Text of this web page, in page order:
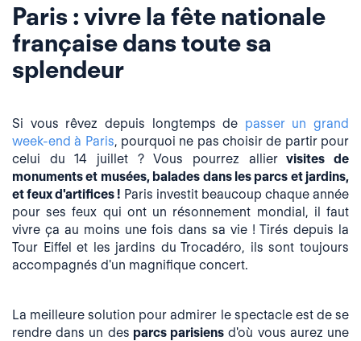
Paris : vivre la fête nationale
française dans toute sa
splendeur
Si vous rêvez depuis longtemps de passer un grand
week-end à Paris, pourquoi ne pas choisir de partir pour
celui du 14 juillet ? Vous pourrez alliervisites de
monuments et musées, balades dans les parcs et jardins,
et feux d'artifices ! Paris investit beaucoup chaque année
pour ses feux qui ont un résonnement mondial, il faut
vivre ça au moins une fois dans sa vie ! Tirés depuis la
Tour Eiffel et les jardins du Trocadéro, ils sont toujours
accompagnés d'un magnifique concert.
La meilleure solution pour admirer le spectacle est de se
rendre dans un des parcs parisiens d'où vous aurez une